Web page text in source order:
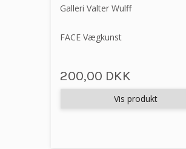
Galleri Valter Wulff
FACE Vægkunst
200,00 DKK
Vis produkt